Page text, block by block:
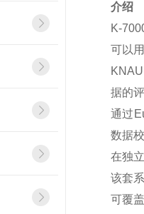
介绍
K-
可以
据的
通过
数据
在独
该套
可覆